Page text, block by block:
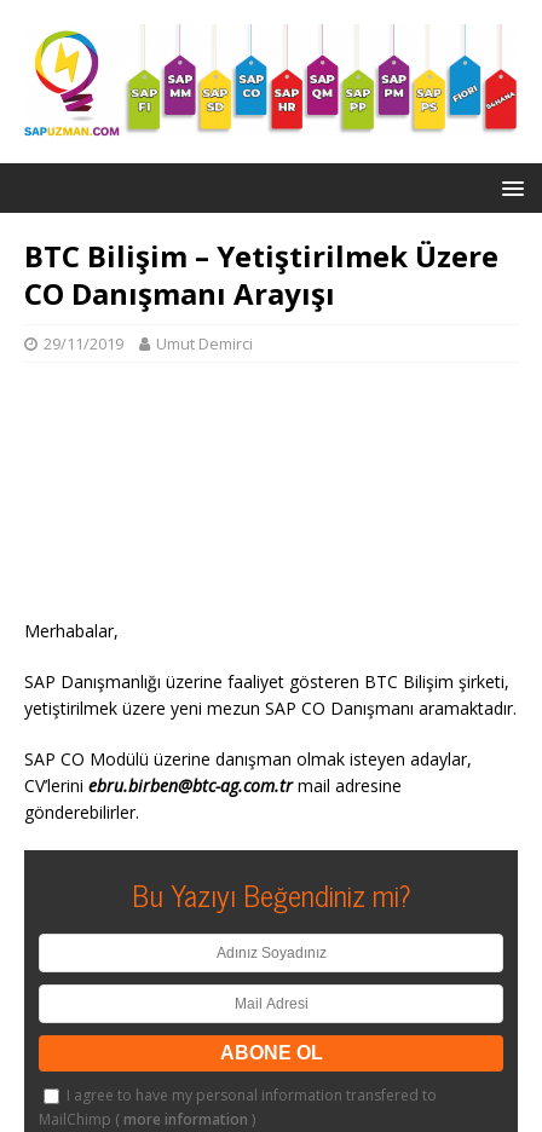
BTC Bilişim – Yetiştirilmek Üzere
CO Danışmanı Arayışı
29/11/2019 Umut Demirci
Merhabalar,
SAP Danışmanlığı üzerine faaliyet gösteren BTC Bilişim şirketi,
yetiştirilmek üzere yeni mezun SAP CO Danışmanı aramaktadır.
SAP CO Modülü üzerine danışman olmak isteyen adaylar,
CV’lerini ebru.birben@btc-ag.com.trmail adresine
gönderebilirler.
Bu Yazıyı Beğendiniz mi?
I agree to have my personal information transfered to
MailChimp ( more information )